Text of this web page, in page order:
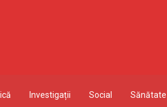
Investigații Social Sănătate